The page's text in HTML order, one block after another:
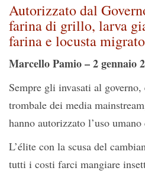
Autorizzato dal
farina di grillo, larva
farina e locusta
Marcello Pamio – 2 gennaio
Sempre gli invasati al
trombale dei media
hanno autorizzato l’uso
L’élite con la scusa del
tutti i costi farci mangiare